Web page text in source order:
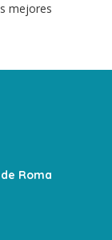
mejores
Roma